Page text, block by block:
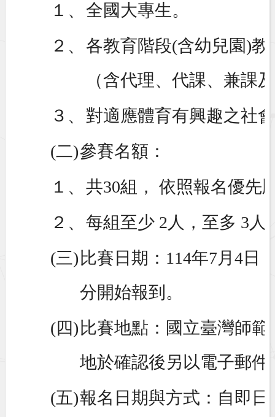
１、 全國大專生。
２、 各教育階段(含幼兒園)
（含代理、代課、兼課
３、 對適應體育有興趣之社
(二)參賽名額：
１、 共30組， 依照報名優先
２、 每組至少 2人，至多 3人
(三) 比賽日期：114年7月4日
分開始報到。
(四) 比賽地點：國立臺灣師
地於確認後另以電子郵件
(五)報名日期與方式：自即日